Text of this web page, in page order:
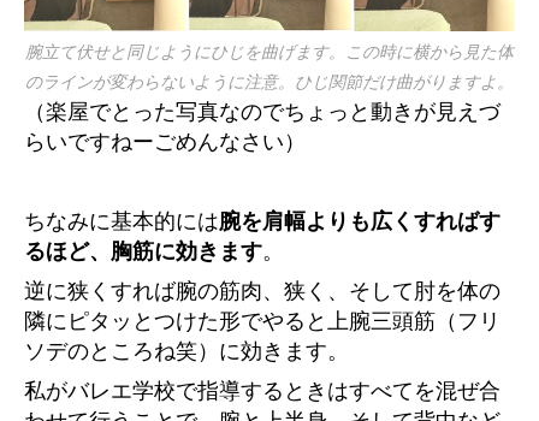
腕立て伏せと同じようにひじを曲げます。この時に横から見た体
のラインが変わらないように注意。ひじ関節だけ曲がりますよ。
（楽屋でとった写真なのでちょっと動きが見えづ
らいですねーごめんなさい）
ちなみに基本的には腕を肩幅よりも広くすればす
るほど、胸筋に効きます。
逆に狭くすれば腕の筋肉、狭く、そして肘を体の
隣にピタッとつけた形でやると上腕三頭筋（フリ
ソデのところね笑）に効きます。
私がバレエ学校で指導するときはすべてを混ぜ合